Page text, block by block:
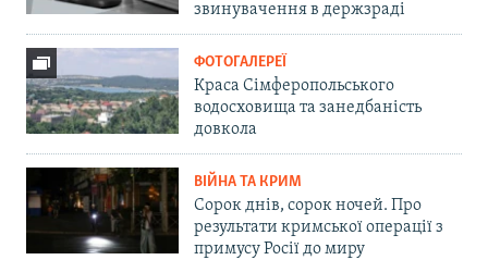
звинувачення в держзраді
ФОТОГАЛЕРЕЇ
Краса Сімферопольського
водосховища та занедбаність
довкола
ВІЙНА ТА КРИМ
Сорок днів, сорок ночей. Про
результати кримської операції з
примусу Росії до миру